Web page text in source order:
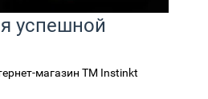
успешной
магазин TM Instinkt